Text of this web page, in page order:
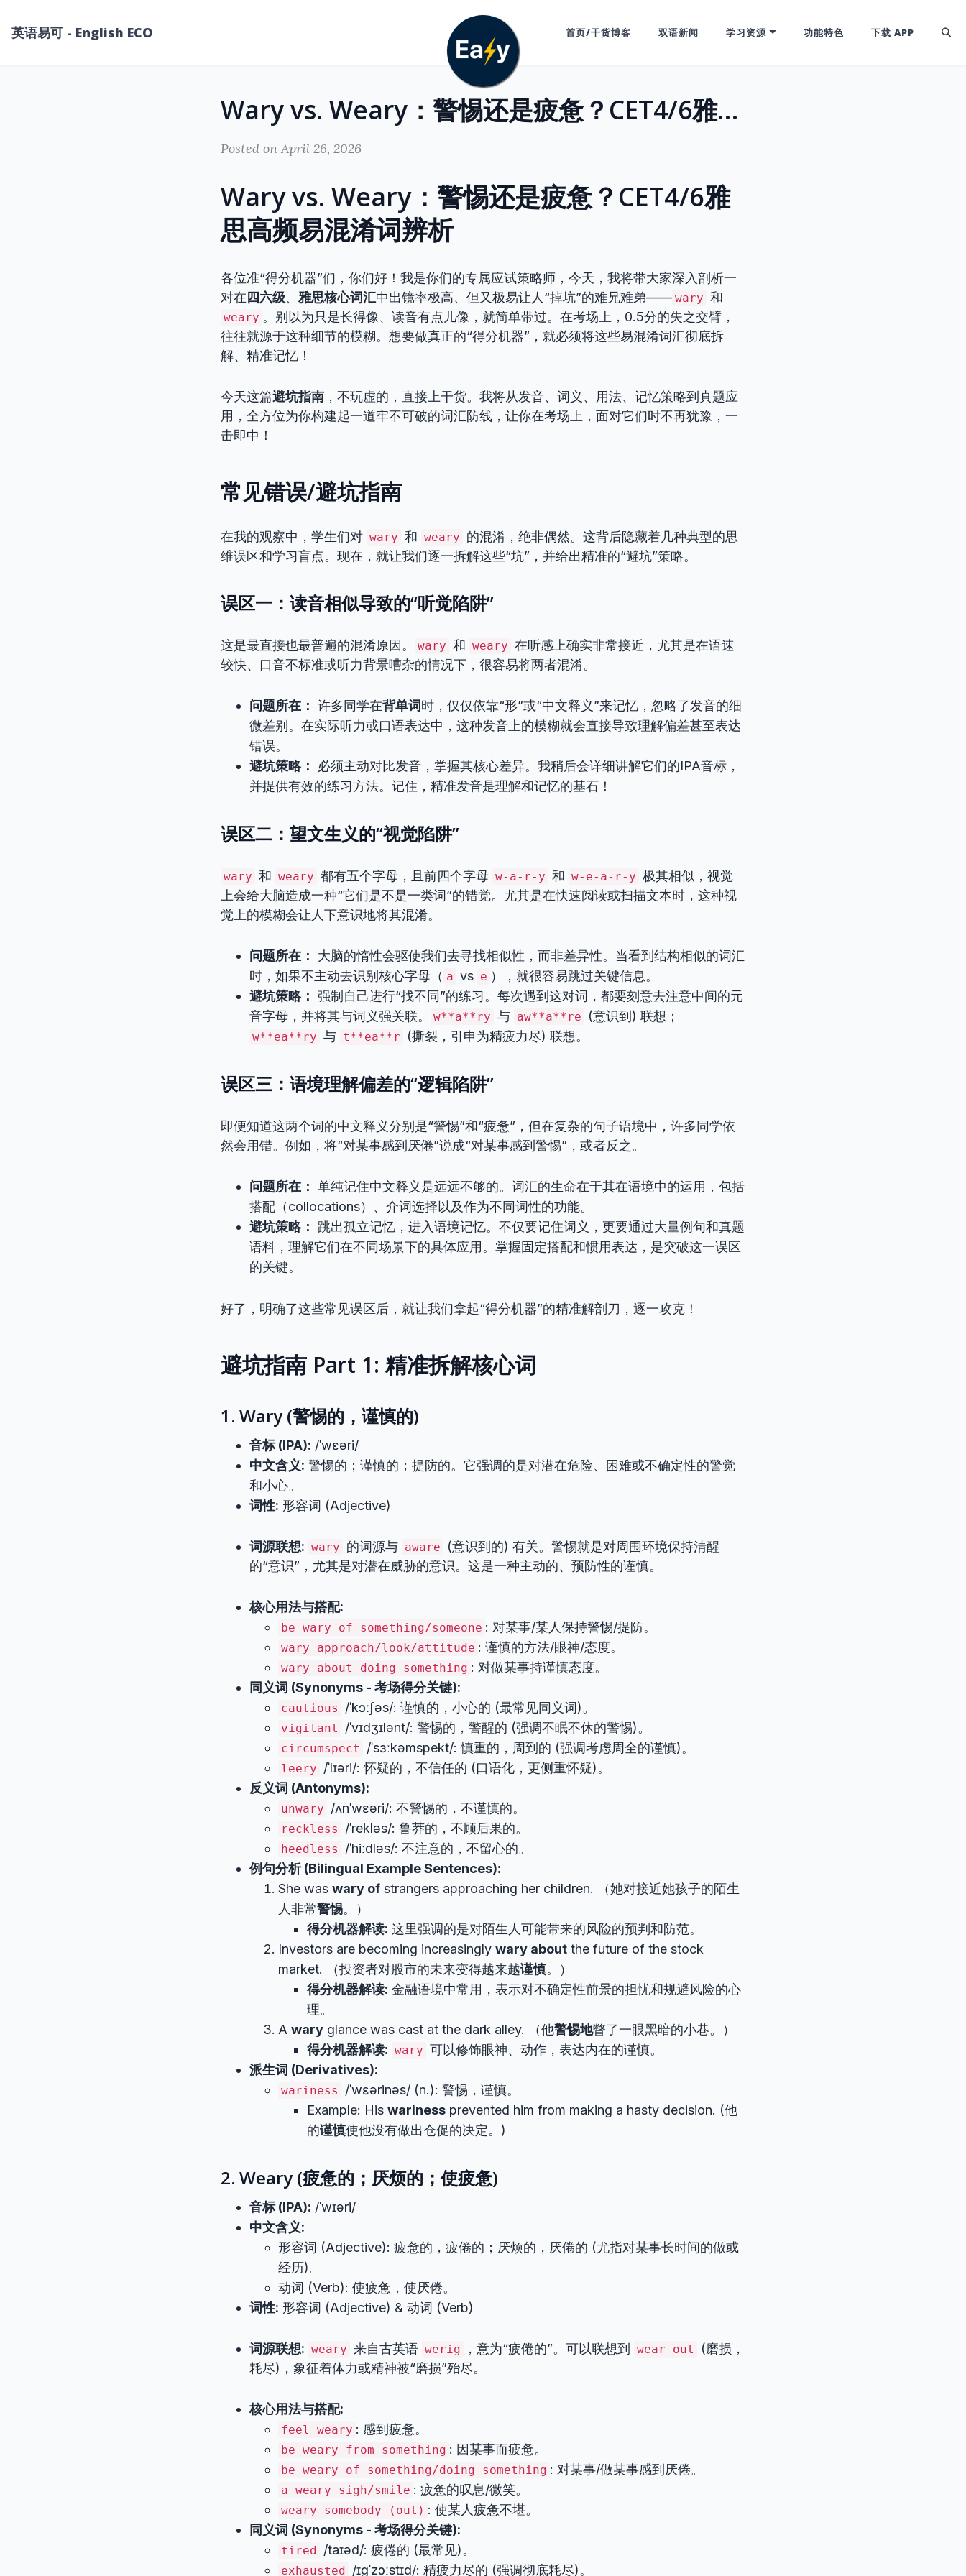
英语易可 - English ECO 首页/干货博客 双语新闻 学习资源 功能特色 下载 APP
Wary vs. Weary：警惕还是疲惫？CET4/6雅思高频易混淆词辨析
Posted on April 26, 2026
Wary vs. Weary：警惕还是疲惫？CET4/6雅
思高频易混淆词辨析
各位准“得分机器”们，你们好！我是你们的专属应试策略师，今天，我将带大家深入剖析一
对在四六级、 雅思核心词汇中出镜率极高、但又极易让人“掉坑”的难兄难弟—— wary 和
weary 。别以为只是长得像、读音有点儿像，就简单带过。在考场上，0.5分的失之交臂，
往往就源于这种细节的模糊。想要做真正的“得分机器”，就必须将这些易混淆词汇彻底拆
解、精准记忆！
今天这篇避坑指南 ，不玩虚的，直接上干货。我将从发音、词义、用法、记忆策略到真题应
用，全方位为你构建起一道牢不可破的词汇防线，让你在考场上，面对它们时不再犹豫，一
击即中！
常见错误/避坑指南
在我的观察中，学生们对 wary 和 weary 的混淆，绝非偶然。这背后隐藏着几种典型的思
维误区和学习盲点。现在，就让我们逐一拆解这些“坑”，并给出精准的“避坑”策略。
误区一：读音相似导致的“听觉陷阱”
这是最直接也最普遍的混淆原因。 wary 和 weary 在听感上确实非常接近，尤其是在语速
较快、口音不标准或听力背景嘈杂的情况下，很容易将两者混淆。
问题所在： 许多同学在背单词时，仅仅依靠“形”或“中文释义”来记忆，忽略了发音的细
微差别。在实际听力或口语表达中，这种发音上的模糊就会直接导致理解偏差甚至表达
错误。
避坑策略：
必须主动对比发音，掌握其核心差异。我稍后会详细讲解它们的IPA音标，
并提供有效的练习方法。记住，精准发音是理解和记忆的基石！
误区二：望文生义的“视觉陷阱”
wary 和 weary 都有五个字母，且前四个字母 w-a-r-y 和 w-e-a-r-y 极其相似，视觉
上会给大脑造成一种“它们是不是一类词”的错觉。尤其是在快速阅读或扫描文本时，这种视
觉上的模糊会让人下意识地将其混淆。
问题所在：
大脑的惰性会驱使我们去寻找相似性，而非差异性。当看到结构相似的词汇
时，如果不主动去识别核心字母（ a vs e ），就很容易跳过关键信息。
避坑策略： 强制自己进行“找不同”的练习。每次遇到这对词，都要刻意去注意中间的元
音字母，并将其与词义强关联。
w**a**ry 与 aw**a**re (意识到) 联想；
w**ea**ry 与 t**ea**r (撕裂，引申为精疲力尽) 联想。
误区三：语境理解偏差的“逻辑陷阱”
即便知道这两个词的中文释义分别是“警惕”和“疲惫”，但在复杂的句子语境中，许多同学依
然会用错。例如，将“对某事感到厌倦”说成“对某事感到警惕”，或者反之。
问题所在： 单纯记住中文释义是远远不够的。词汇的生命在于其在语境中的运用，包括
搭配（collocations）、介词选择以及作为不同词性的功能。
避坑策略：
跳出孤立记忆，进入语境记忆。不仅要记住词义，更要通过大量例句和真题
语料，理解它们在不同场景下的具体应用。掌握固定搭配和惯用表达，是突破这一误区
的关键。
好了，明确了这些常见误区后，就让我们拿起“得分机器”的精准解剖刀，逐一攻克！
避坑指南 Part 1: 精准拆解核心词
1. Wary (警惕的，谨慎的)
音标 (IPA): /ˈwɛəri/
中文含义: 警惕的；谨慎的；提防的。它强调的是对潜在危险、困难或不确定性的警觉
和小心。
词性: 形容词 (Adjective)
词源联想: wary 的词源与 aware
(意识到的) 有关。警惕就是对周围环境保持清醒
的“意识”，尤其是对潜在威胁的意识。这是一种主动的、预防性的谨慎。
核心用法与搭配:
be wary of something/someone : 对某事/某人保持警惕/提防。
wary approach/look/attitude : 谨慎的方法/眼神/态度。
wary about doing something : 对做某事持谨慎态度。
同义词 (Synonyms - 考场得分关键):
cautious /ˈkɔːʃəs/: 谨慎的，小心的 (最常见同义词)。
vigilant /ˈvɪdʒɪlənt/: 警惕的，警醒的 (强调不眠不休的警惕)。
circumspect /ˈsɜːkəmspekt/: 慎重的，周到的 (强调考虑周全的谨慎)。
leery /ˈlɪəri/: 怀疑的，不信任的 (口语化，更侧重怀疑)。
反义词 (Antonyms):
unwary /ʌnˈwɛəri/: 不警惕的，不谨慎的。
reckless /ˈrekləs/: 鲁莽的，不顾后果的。
heedless
/ˈhiːdləs/: 不注意的，不留心的。
例句分析 (Bilingual Example Sentences):
She was wary of strangers approaching her children. （她对接近她孩子的陌生
人非常警惕。）
得分机器解读: 这里强调的是对陌生人可能带来的风险的预判和防范。
Investors are becoming increasingly wary about the future of the stock
market. （投资者对股市的未来变得越来越谨慎。）
得分机器解读: 金融语境中常用，表示对不确定性前景的担忧和规避风险的心
理。
A wary glance was cast at the dark alley. （他警惕地瞥了一眼黑暗的小巷。）
得分机器解读: wary 可以修饰眼神、动作，表达内在的谨慎。
派生词 (Derivatives):
wariness
/ˈwɛərinəs/ (n.): 警惕，谨慎。
Example: His wariness prevented him from making a hasty decision. (他
的谨慎使他没有做出仓促的决定。)
2. Weary (疲惫的；厌烦的；使疲惫)
音标 (IPA): /ˈwɪəri/
中文含义:
形容词 (Adjective): 疲惫的，疲倦的；厌烦的，厌倦的 (尤指对某事长时间的做或
经历)。
动词 (Verb): 使疲惫，使厌倦。
词性: 形容词 (Adjective) & 动词 (Verb)
词源联想: weary 来自古英语 wērig ，意为“疲倦的”。可以联想到 wear out
(磨损，
耗尽)，象征着体力或精神被“磨损”殆尽。
核心用法与搭配:
feel weary : 感到疲惫。
be weary from something : 因某事而疲惫。
be weary of something/doing something : 对某事/做某事感到厌倦。
a weary sigh/smile : 疲惫的叹息/微笑。
weary somebody (out) : 使某人疲惫不堪。
同义词 (Synonyms - 考场得分关键):
tired /taɪəd/: 疲倦的 (最常见)。
exhausted /ɪɡˈzɔːstɪd/: 精疲力尽的 (强调彻底耗尽)。